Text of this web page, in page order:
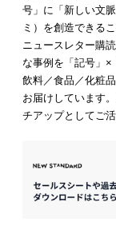
号」に「新しい文
ミ）を創造できる
ニュースレター購
な事例を「記号」×
飲料／食品／化粧
お届けしています
チアップとしてご活